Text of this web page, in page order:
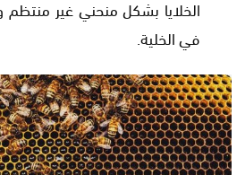
الخلايا بشكل منحني غير
في الخلية.